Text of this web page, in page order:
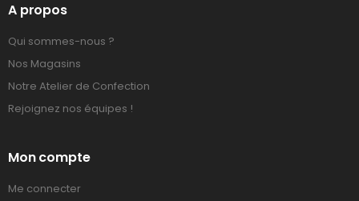
A propos
Qui sommes-nous ?
Nos Magasins
Notre Atelier de Confection
Rejoignez nos équipes !
Mon compte
Me connecter